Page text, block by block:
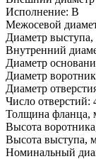
Исполнение: В
Межосевой
Диаметр
Внутренний
Диаметр
Диаметр
Диаметр
Число отверстий:
Толщина фланца,
Высота
Высота выступа,
Номинальный